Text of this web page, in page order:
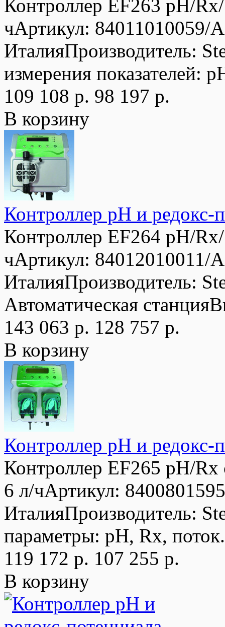
Контроллер EF263 pH/
чАртикул: 84011010059/
ИталияПроизводитель:
измерения показателей:
109 108 р. 98 197 р.
В корзину
Контроллер рН и редокс-
Контроллер EF264 pH/
чАртикул: 84012010011/
ИталияПроизводитель:
Автоматическая
143 063 р. 128 757 р.
В корзину
Контроллер рН и редокс-
Контроллер EF265 pH/Rx
6 л/чАртикул:
ИталияПроизводитель:
параметры: pH, Rx,
119 172 р. 107 255 р.
В корзину